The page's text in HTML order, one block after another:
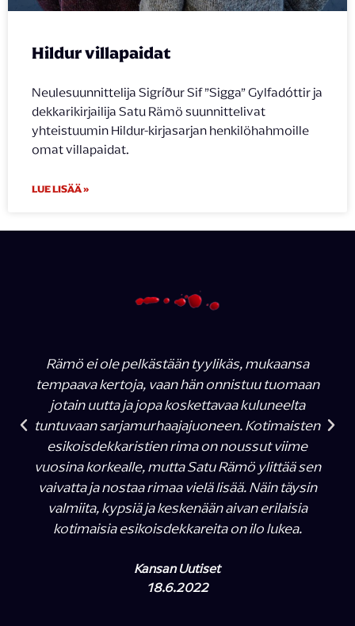
Hildur villapaidat
Neulesuunnittelija Sigríður Sif ”Sigga” Gylfadóttir ja
dekkarikirjailija Satu Rämö suunnittelivat
yhteistuumin Hildur-kirjasarjan henkilöhahmoille
omat villapaidat.
LUE LISÄÄ »
Rämö ei ole pelkästään tyylikäs, mukaansa
tempaava kertoja, vaan hän onnistuu tuomaan
jotain uutta ja jopa koskettavaa kuluneelta
tuntuvaan sarjamurhaajajuoneen. Kotimaisten
esikoisdekkaristien rima on noussut viime
vuosina korkealle, mutta Satu Rämö ylittää sen
vaivatta ja nostaa rimaa vielä lisää. Näin täysin
valmiita, kypsiä ja keskenään aivan erilaisia
kotimaisia esikoisdekkareita on ilo lukea.
Kansan Uutiset
18.6.2022